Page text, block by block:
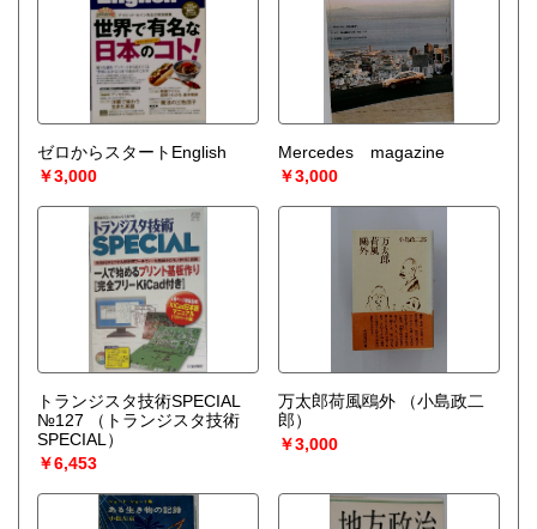
ゼロからスタートEnglish
￥3,000
Mercedes magazine
￥3,000
トランジスタ技術SPECIAL
№127
（トランジスタ技術
SPECIAL）
￥6,453
万太郎荷風鴎外
（小島政二
郎）
￥3,000